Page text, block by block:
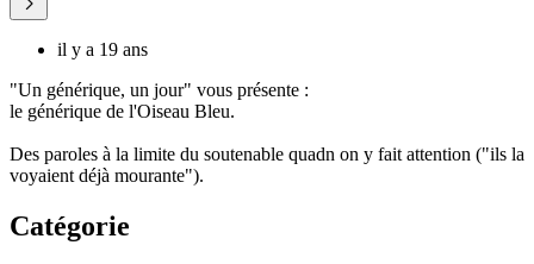
il y a 19 ans
"Un générique, un jour" vous présente :
le générique de l'Oiseau Bleu.
Des paroles à la limite du soutenable quadn on y fait attention ("ils la
voyaient déjà mourante").
Catégorie